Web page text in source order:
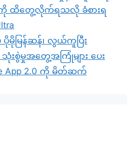
ထိတွေ့လိုက်ရသလို ခံစားရ
မိုမြန်ဆန်၊ လွယ်ကူပြီး
းစွဲမှုအတွေ့အကြုံများ ပေး
App 2.0 ကို မိတ်ဆက်